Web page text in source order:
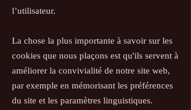
l’utilisateur.
La chose la plus importante à savoir sur les
cookies que nous plaçons est qu'ils servent à
améliorer la convivialité de notre site web,
par exemple en mémorisant les préférences
du site et les paramètres linguistiques.